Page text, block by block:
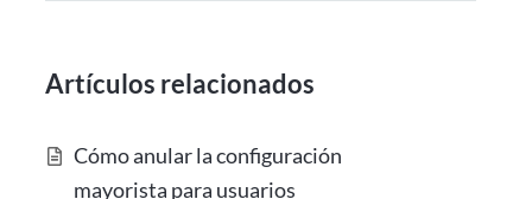
Artículos relacionados
Cómo anular la configuración
mayorista para usuarios